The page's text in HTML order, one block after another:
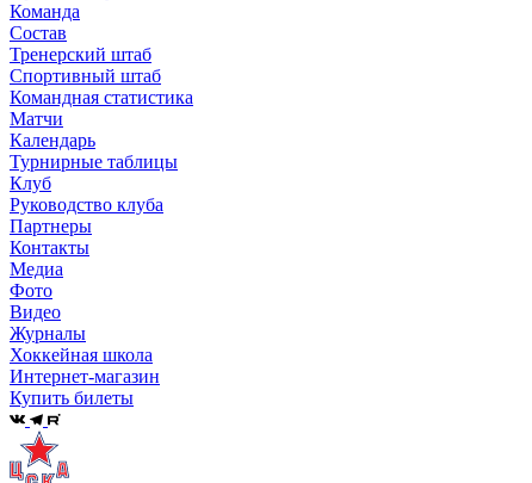
Команда
Состав
Тренерский штаб
Спортивный штаб
Командная статистика
Матчи
Календарь
Турнирные таблицы
Клуб
Руководство клуба
Партнеры
Контакты
Медиа
Фото
Видео
Журналы
Хоккейная школа
Интернет-магазин
Купить билеты